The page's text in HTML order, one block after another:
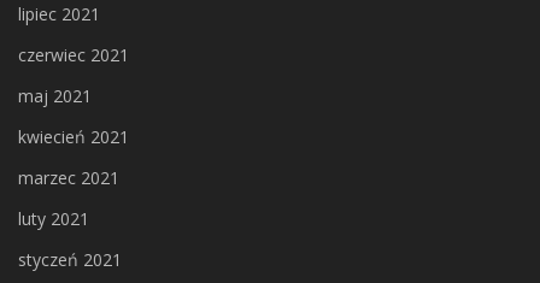
lipiec 2021
czerwiec 2021
maj 2021
kwiecień 2021
marzec 2021
luty 2021
styczeń 2021